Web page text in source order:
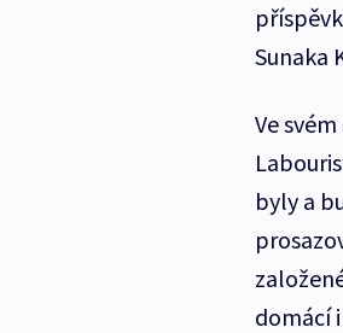
Sunaka
Ve
byly a
domácí